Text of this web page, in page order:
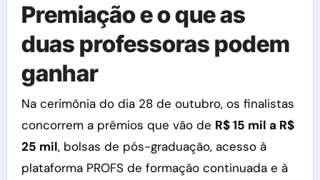
Premiação e o que as
duas professoras podem
ganhar
Na cerimônia do dia 28 de outubro, os finalistas
concorrem a prêmios que vão de R$ 15 mil a R$
25 mil, bolsas de pós-graduação, acesso à
plataforma PROFS de formação continuada e à